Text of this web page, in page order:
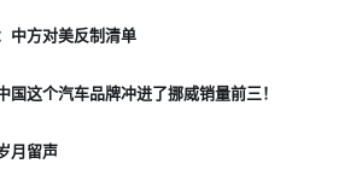
中方对美反制清单
国这个汽车品牌冲进了挪威销量前三！
月留声